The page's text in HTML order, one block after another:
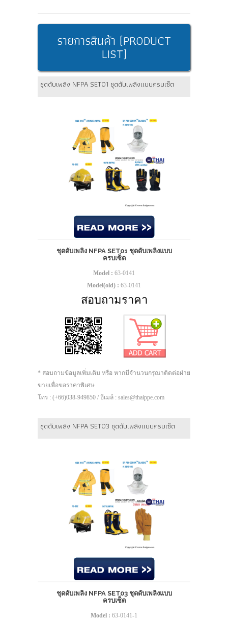
รายการสินค้า (PRODUCT
LIST)
ชุดดับเพลิง NFPA SET01 ชุดดับเพลิงแบบครบเซ็ต
ชุดดับเพลิง NFPA SET01 ชุดดับเพลิงแบบ
ครบเซ็ต
Model : 63-0141
Model(old) : 63-0141
สอบถามราคา
* สอบถามข้อมูลเพิ่มเติม หรือ หากมีจำนวนกรุณาติดต่อฝ่าย
ขายเพื่อขอราคาพิเศษ
โทร : (+66)038-949850 / อีเมล์ : sales@thaippe.com
ชุดดับเพลิง NFPA SET03 ชุดดับเพลิงแบบครบเซ็ต
ชุดดับเพลิง NFPA SET03 ชุดดับเพลิงแบบ
ครบเซ็ต
Model : 63-0141-1